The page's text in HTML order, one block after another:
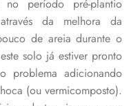
no período pré-plantio
da melhora da
de areia durante o
solo já estiver pronto
problema adicionando
(ou vermicomposto).